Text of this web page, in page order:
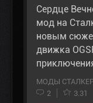
Сердце
мод на
новым
движка
МОДЫ
2
3.31